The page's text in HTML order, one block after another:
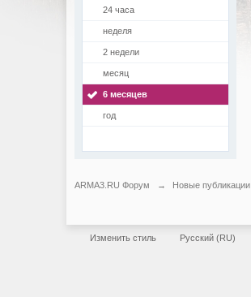
24 часа
неделя
2 недели
месяц
6 месяцев
год
ARMA3.RU Форум → Новые публикации
Изменить стиль Русский (RU)